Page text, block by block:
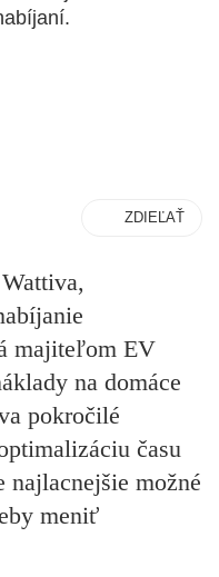
ZDIEĽAŤ
majiteľom EV
na domáce
pokročilé
času
najlacnejšie možné
meniť